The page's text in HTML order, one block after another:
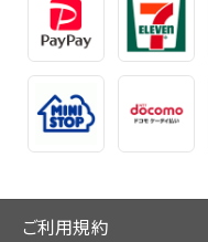
ご利用規約